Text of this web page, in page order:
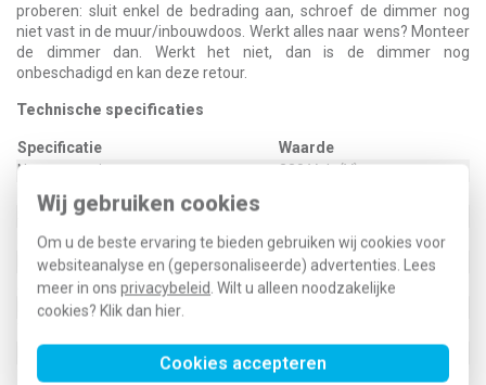
Wij gebruiken cookies
Om u de beste ervaring te bieden gebruiken wij cookies voor
websiteanalyse en (gepersonaliseerde) advertenties. Lees
meer in ons privacybeleid . Wilt u alleen noodzakelijke
cookies? Klik dan hier
Cookies accepteren
proberen: sluit enkel de bedrading aan, schroef de dimmer nog
niet vast in de muur/inbouwdoos. Werkt alles naar wens? Monteer
de dimmer dan. Werkt het niet, dan is de dimmer nog
onbeschadigd en kan deze retour.
Technische specificaties
Specificatie
Waarde
Nom. spanning
230 Volt (V)
Montagewijze
Samenstelling
Bedieningswijze
Draai/drukknop
Kleur
Aluminium
Aansluitwijze
Steekklem
Frequentie
Materiaal
Bevestigingswijze
Klauw-/schroefbevestiging